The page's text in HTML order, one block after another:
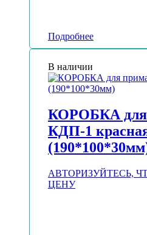
Подробнее
В наличии
КОРОБКА для
КДП-1
АВТОРИЗУЙТЕСЬ,
ЦЕНУ